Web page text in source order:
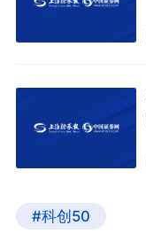
#科创50